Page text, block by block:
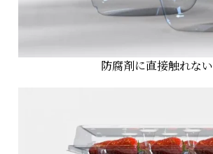
防腐剤に直接触れない